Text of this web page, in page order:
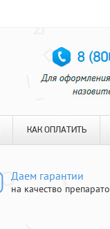
КАК ОПЛАТИТЬ
Даем гарантии
на качество